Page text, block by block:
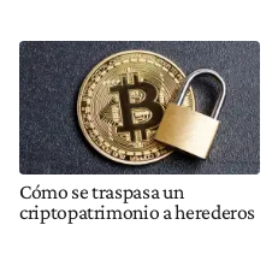
Cómo se traspasa un
criptopatrimonio a herederos